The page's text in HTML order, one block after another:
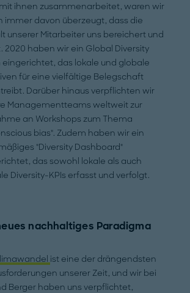
ihnen zusammenarbeitet, waren wir
immer davon überzeugt, dass die
unserer Mitarbeiter uns bereichert und
2020 haben wir ein Global Diversity
eingerichtet, das lokale und globale
für eine vielfältige Belegschaft
Darüber hinaus verpflichten wir
Managementteams weltweit zur
an Workshops zum Thema
bias". Zudem haben wir ein
"Diversity Dashboard"
das sowohl lokale als auch
Diversity-KPIs erfasst und verfolgt.
nachhaltiges Paradigma
ist eine der drängendsten
unserer Zeit, und wir bei
Berger haben uns verpflichtet,